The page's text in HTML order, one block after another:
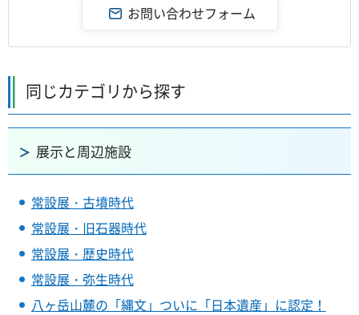
同じカテゴリから探す
展示と周辺施設
常設展・古墳時代
常設展・旧石器時代
常設展・歴史時代
常設展・弥生時代
八ヶ岳山麓の「縄文」ついに「日本遺産」に認定！